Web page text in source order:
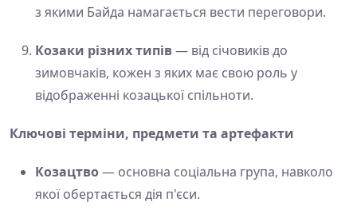
з якими Байда намагається вести переговори.
Козаки різних типів— від січовиків до
зимовчаків, кожен з яких має свою роль у
відображенні козацької спільноти.
Ключові терміни, предмети та артефакти
Козацтво— основна соціальна група, навколо
якої обертається дія п'єси.